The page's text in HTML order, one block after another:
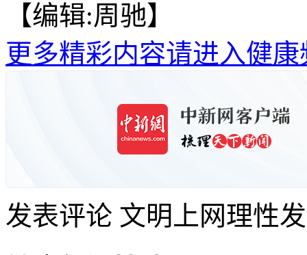
【编辑:周驰】
更多精彩内容请进入健康
发表评论 文明上网理性